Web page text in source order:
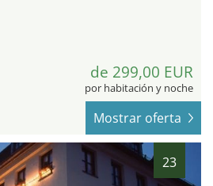
de 299,00 EUR
por habitación y noche
Mostrar oferta
23